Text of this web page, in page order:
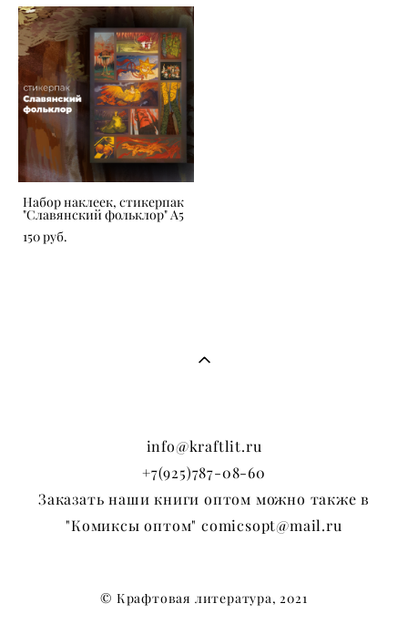
Набор наклеек, стикерпак
"Славянский фольклор" А5
150 pуб.
info@kraftlit.ru
+7(925)787-08-60
Заказать наши книги оптом можно также в
"Комиксы оптом" comicsopt@mail.ru
© Крафтовая литература, 2021